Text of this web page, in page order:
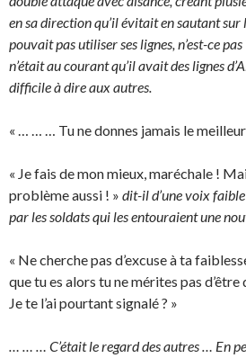
en sa direction qu’il évitait en sautant sur
pouvait pas utiliser ses lignes, n’est-ce
n’était au courant qu’il avait des lignes
difficile à dire aux autres.
« … … … Tu ne donnes jamais le
« Je fais de mon mieux, maréchale !
problème aussi ! » dit-il d’une voix
par les soldats qui les entouraient une
« Ne cherche pas d’excuse à ta
que tu es alors tu ne mérites pas d’être
Je te l’ai pourtant signalé ? »
… … … C’était le regard des autres … En